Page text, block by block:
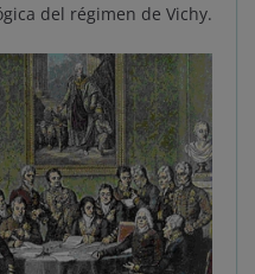
del régimen de Vichy.